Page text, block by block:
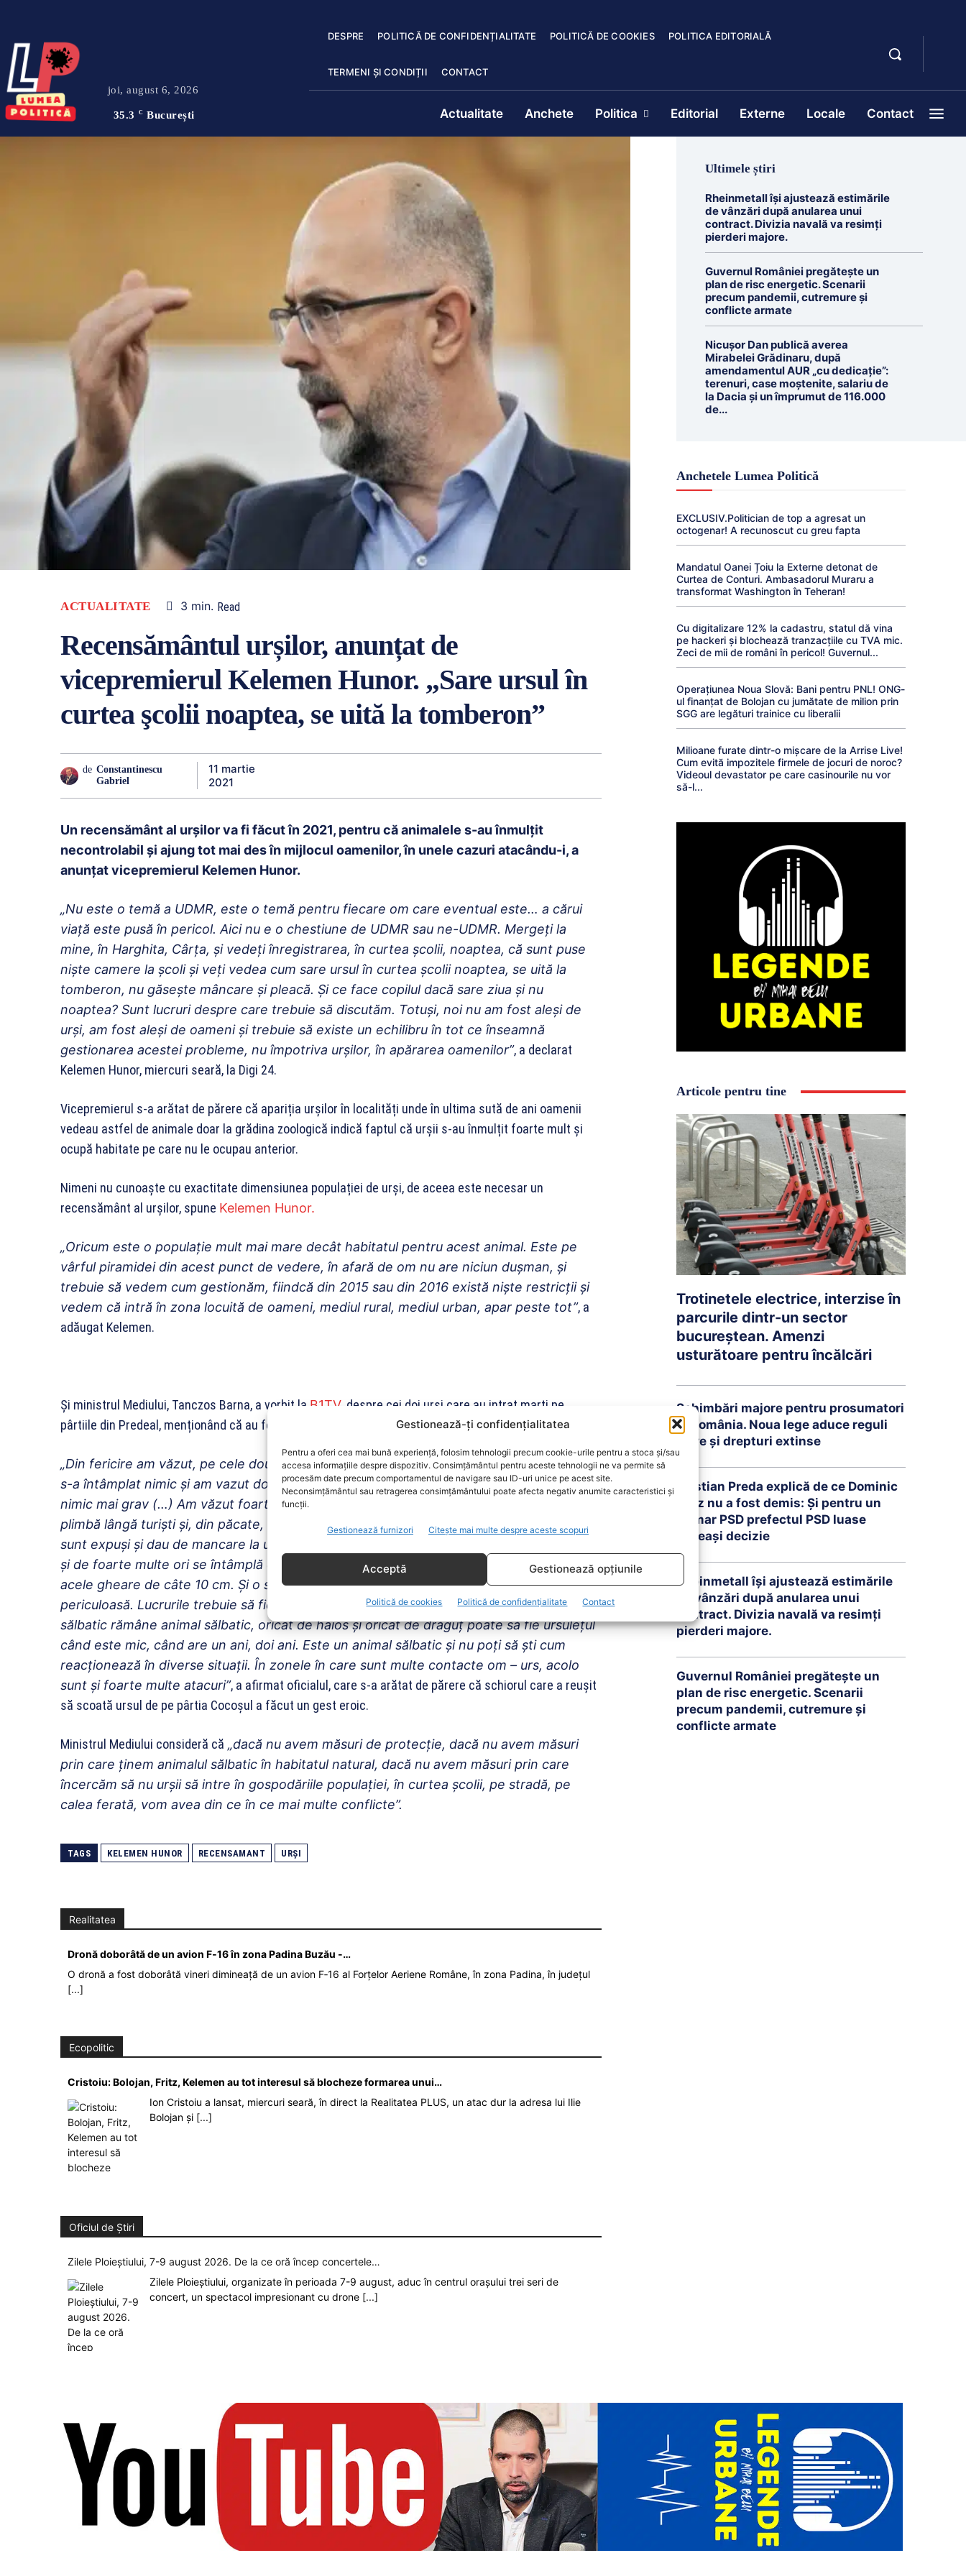
Gestionează-ți confidențialitatea
Pentru a oferi cea mai bună experiență, folosim tehnologii precum cookie-urile pentru a stoca și/sau
accesa informațiile despre dispozitiv. Consimțământul pentru aceste tehnologii ne va permite să
procesăm date precum comportamentul de navigare sau ID-uri unice pe acest site.
Neconsimțământul sau retragerea consimțământului poate afecta negativ anumite caracteristici și
funcții.
Gestionează furnizori Citește mai multe despre aceste scopuri
Acceptă Gestionează opțiunile
Politică de cookies Politică de confidențialitate Contact
joi, august 6, 2026
35.3 C București
DESPRE POLITICĂ DE CONFIDENȚIALITATE POLITICĂ DE COOKIES POLITICA EDITORIALĂ
TERMENI ȘI CONDIȚII CONTACT
Actualitate Anchete Politica Editorial Externe Locale Contact
ACTUALITATE 3 min. Read
Recensământul urșilor, anunțat de
vicepremierul Kelemen Hunor. „Sare ursul în
curtea şcolii noaptea, se uită la tomberon”
de Constantinescu
Gabriel
11 martie
2021
Un recensământ al urșilor va fi făcut în 2021, pentru că animalele s-au înmulțit
necontrolabil și ajung tot mai des în mijlocul oamenilor, în unele cazuri atacându-i, a
anunțat vicepremierul Kelemen Hunor.
„Nu este o temă a UDMR, este o temă pentru fiecare om care eventual este… a cărui
viaţă este pusă în pericol. Aici nu e o chestiune de UDMR sau ne-UDMR. Mergeţi la
mine, în Harghita, Cârţa, şi vedeţi înregistrarea, în curtea şcolii, noaptea, că sunt puse
nişte camere la şcoli şi veţi vedea cum sare ursul în curtea şcolii noaptea, se uită la
tomberon, nu găseşte mâncare şi pleacă. Şi ce face copilul dacă sare ziua şi nu
noaptea? Sunt lucruri despre care trebuie să discutăm. Totuşi, noi nu am fost aleşi de
urşi, am fost aleşi de oameni şi trebuie să existe un echilibru în tot ce înseamnă
gestionarea acestei probleme, nu împotriva urşilor, în apărarea oamenilor”, a declarat
Kelemen Hunor, miercuri seară, la Digi 24.
Vicepremierul s-a arătat de părere că apariția urșilor în localități unde în ultima sută de ani oamenii
vedeau astfel de animale doar la grădina zoologică indică faptul că urșii s-au înmulțit foarte mult și
ocupă habitate pe care nu le ocupau anterior.
Nimeni nu cunoaște cu exactitate dimensiunea populației de urși, de aceea este necesar un
recensământ al urșilor, spune Kelemen Hunor.
„Oricum este o populaţie mult mai mare decât habitatul pentru acest animal. Este pe
vârful piramidei din acest punct de vedere, în afară de om nu are niciun duşman, şi
trebuie să vedem cum gestionăm, fiindcă din 2015 sau din 2016 există nişte restricţii şi
vedem că intră în zona locuită de oameni, mediul rural, mediul urban, apar peste tot”, a
adăugat Kelemen.
Și ministrul Mediului, Tanczos Barna, a vorbit la B1TV , despre cei doi urși care au intrat marți pe
pârtiile din Predeal, menționând că au fost două situații fericite, în care nu au avut loc atacuri.
„Din fericire am văzut, pe cele două pârtii, două situații fericite. Două situații în care nu
s-a întâmplat nimic și am vazut doi pui de urs care au ieșit la plimbare și nu s-a întâmplat
nimic mai grav (…) Am văzut foarte multe situații la Lacul Sf. Ana, acolo unde urșii se
plimbă lângă turiști și, din păcate, turiștii nu conștientizează pericolul iminent la care
sunt expuși și dau de mancare la urs, mai întind mâna, vor să mângâie animalul sălbatic
și de foarte multe ori se întâmplă ca turistul să primească câte o palmă de la urs, cu
acele gheare de câte 10 cm. Și o simplă mângâiere din partea ursului poate să fie
periculoasă. Lucrurile trebuie să fie privite cu foarte mare atenție pentru că animalul
sălbatic rămâne animal sălbatic, oricât de haios și oricât de drăguț poate să fie ursulețul
când este mic, când are un ani, doi ani. Este un animal sălbatic și nu poți să ști cum
reacționează în diverse situații. În zonele în care sunt multe contacte om – urs, acolo
sunt și foarte multe atacuri”, a afirmat oficialul, care s-a arătat de părere că schiorul care a reușit
să scoată ursul de pe pârtia Cocoșul a făcut un gest eroic.
Ministrul Mediului consideră că „dacă nu avem măsuri de protecție, dacă nu avem măsuri
prin care ținem animalul sălbatic în habitatul natural, dacă nu avem măsuri prin care
încercăm să nu urșii să intre în gospodăriile populației, în curtea școlii, pe stradă, pe
calea ferată, vom avea din ce în ce mai multe conflicte”.
TAGS KELEMEN HUNOR RECENSAMANT URȘI
Realitatea
Dronă doborâtă de un avion F‑16 în zona Padina Buzău -…
O dronă a fost doborâtă vineri dimineață de un avion F‑16 al Forțelor Aeriene Române, în zona Padina, în județul
[...]
Ecopolitic
Cristoiu: Bolojan, Fritz, Kelemen au tot interesul să blocheze formarea unui…
Ion Cristoiu a lansat, miercuri seară, în direct la Realitatea PLUS, un atac dur la adresa lui Ilie
Bolojan și [...]
Oficiul de Știri
Zilele Ploieștiului, 7-9 august 2026. De la ce oră încep concertele…
Zilele Ploieștiului, organizate în perioada 7-9 august, aduc în centrul orașului trei seri de
concert, un spectacol impresionant cu drone [...]
Ultimele știri
Rheinmetall își ajustează estimările
de vânzări după anularea unui
contract. Divizia navală va resimți
pierderi majore.
Guvernul României pregătește un
plan de risc energetic. Scenarii
precum pandemii, cutremure și
conflicte armate
Nicușor Dan publică averea
Mirabelei Grădinaru, după
amendamentul AUR „cu dedicație”:
terenuri, case moștenite, salariu de
la Dacia și un împrumut de 116.000
de...
Anchetele Lumea Politică
EXCLUSIV.Politician de top a agresat un
octogenar! A recunoscut cu greu fapta
Mandatul Oanei Țoiu la Externe detonat de
Curtea de Conturi. Ambasadorul Muraru a
transformat Washington în Teheran!
Cu digitalizare 12% la cadastru, statul dă vina
pe hackeri și blochează tranzacțiile cu TVA mic.
Zeci de mii de români în pericol! Guvernul...
Operațiunea Noua Slovă: Bani pentru PNL! ONG-
ul finanțat de Bolojan cu jumătate de milion prin
SGG are legături trainice cu liberalii
Milioane furate dintr-o mișcare de la Arrise Live!
Cum evită impozitele firmele de jocuri de noroc?
Videoul devastator pe care casinourile nu vor
să-l...
Articole pentru tine
Trotinetele electrice, interzise în
parcurile dintr-un sector
bucureștean. Amenzi
usturătoare pentru încălcări
Schimbări majore pentru prosumatori
în România. Noua lege aduce reguli
clare și drepturi extinse
Cristian Preda explică de ce Dominic
Fritz nu a fost demis: Și pentru un
primar PSD prefectul PSD luase
aceeași decizie
Rheinmetall își ajustează estimările
de vânzări după anularea unui
contract. Divizia navală va resimți
pierderi majore.
Guvernul României pregătește un
plan de risc energetic. Scenarii
precum pandemii, cutremure și
conflicte armate